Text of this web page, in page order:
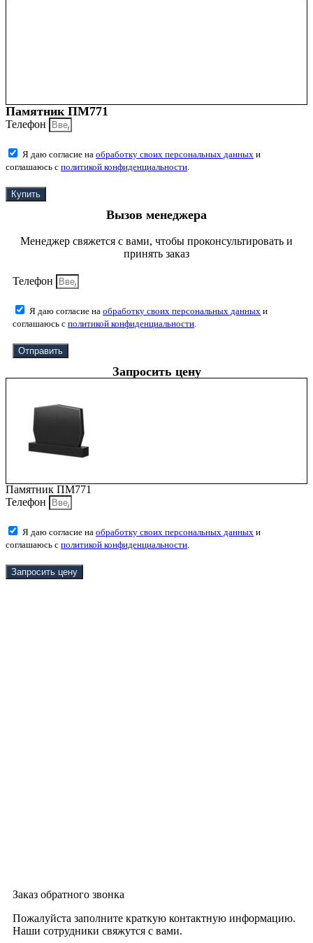
Памятник ПМ771
Телефон
Я даю согласие на обработку своих персональных данных и
соглашаюсь с политикой конфиденциальности
Купить
Вызов менеджера
Менеджер свяжется с вами, чтобы проконсультировать и
принять заказ
Телефон
Я даю согласие на обработку своих персональных данных и
соглашаюсь с политикой конфиденциальности
Отправить
Запросить цену
Памятник ПМ771
Телефон
Я даю согласие на обработку своих персональных данных и
соглашаюсь с политикой конфиденциальности
Запросить цену
Заказ обратного звонка
Пожалуйста заполните краткую контактную информацию.
Наши сотрудники свяжутся с вами.